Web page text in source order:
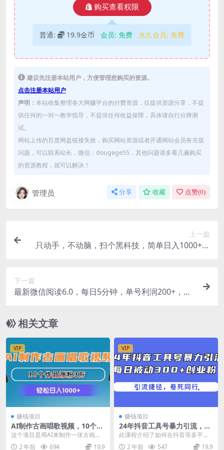
购买查看权限
普通: 19.9金币 会员: 免费 永久会员: 免费
建议先注册本站用户，方便管理您购买的资源。
点击注册本站用户
声明： 本站收集整理各大网赚平台的付费资源，仅提供资源分享，不提
供任何的一对一教学指导，不提供任何收益保障，具体请自行分辨测
试。
网站上传的百度网盘链接失效，购买网站资源或者开通网站会员有充值
问题，可以联系站长，微信：dougege55，其他问题请多看几遍购买
的资源教程，就可以解决！
管理员 分享 收藏 点赞(0)
上一篇
只动手，不动脑，扫个黑科技，简单日入1000+，
下一篇
最新微信阅读6.0，每日5分钟，单号利润200+，可
相关文章
VIP
赚钱项目
AI制作古画唱歌视频，10个作
品涨粉3万，日入1000+
这个项目是用AI来制作一张古画会
唱歌的视频，一张古画照片动动嘴
2 年前 694 19.9
VIP
赚钱项目
24年抖音工具号暴力引流，每
日被动300+创业粉，创业粉捷
径，卷死同行
此课程介绍了如何在抖音等多平台
通过工具分享的形式来进行引流创
2 年前 547 19.9